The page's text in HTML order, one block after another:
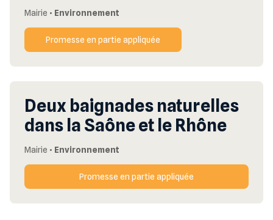
Mairie • Environnement
Promesse en partie appliquée
Deux baignades naturelles
dans la Saône et le Rhône
Mairie • Environnement
Promesse en partie appliquée